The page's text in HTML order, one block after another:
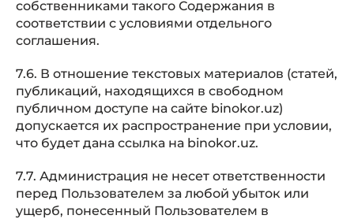
собственниками такого Содержания в
соответствии с условиями отдельного
соглашения.
7.6. В отношение текстовых материалов (статей,
публикаций, находящихся в свободном
публичном доступе на сайте binokor.uz)
допускается их распространение при условии,
что будет дана ссылка на binokor.uz.
7.7. Администрация не несет ответственности
перед Пользователем за любой убыток или
ущерб, понесенный Пользователем в